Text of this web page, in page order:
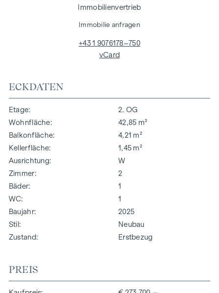
ECKDATEN
Etage
2. OG
Wohnfläche
42,85 m²
Balkonfläche
4,21 m²
Kellerfläche
1,45 m²
Ausrichtung
W
Zimmer
2
Bäder
1
WC
1
Baujahr
2025
Stil
Neubau
Zustand
Erstbezug
PREIS
Immobilienvertrieb
Immobilie anfragen
+43 1 9076178–750
vCard